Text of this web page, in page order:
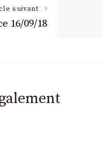
suivant
16/09/18